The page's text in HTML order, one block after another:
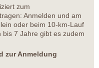
zum
Anmelden und am
oder beim 10-km-Lauf
7 Jahre gibt es zudem
zur Anmeldung